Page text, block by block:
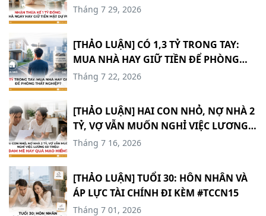
MẶT DỰ PHÒNG? #TCCN18
Tháng 7 29, 2026
[THẢO LUẬN] CÓ 1,3 TỶ TRONG TAY:
MUA NHÀ HAY GIỮ TIỀN ĐỂ PHÒNG
Tháng 7 22, 2026
[THẢO LUẬN] HAI CON NHỎ, NỢ NHÀ 2
TỶ, VỢ VẪN MUỐN NGHỈ VIỆC LƯƠNG
60 TRIỆU: ĐAM MÊ HAY QUÁ MẠO
Tháng 7 16, 2026
[THẢO LUẬN] TUỔI 30: HÔN NHÂN VÀ
ÁP LỰC TÀI CHÍNH ĐI KÈM #TCCN15
Tháng 7 01, 2026